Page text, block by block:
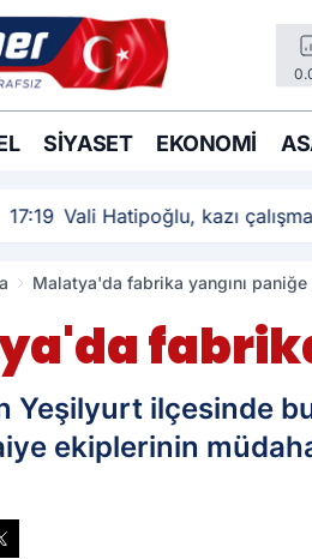
SIYASET EKONOMI
17:19 Vali Hatipoğlu, kazı
Malatya'da fabrika yangını
Yeşilyurt ilçesinde
ekiplerinin